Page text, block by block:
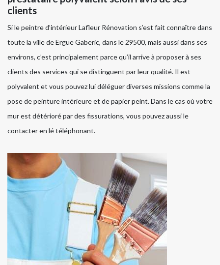
clients
Si le peintre d’intérieur Lafleur Rénovation s’est fait connaître dans
toute la ville de Ergue Gaberic, dans le 29500, mais aussi dans ses
environs, c’est principalement parce qu’il arrive à proposer à ses
clients des services qui se distinguent par leur qualité. Il est
polyvalent et vous pouvez lui déléguer diverses missions comme la
pose de peinture intérieure et de papier peint. Dans le cas où votre
mur est détérioré par des fissurations, vous pouvez aussi le
contacter en lé téléphonant.